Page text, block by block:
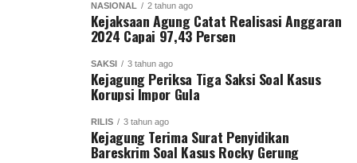
NASIONAL 2 tahun ago
Kejaksaan Agung Catat Realisasi Anggaran
2024 Capai 97,43 Persen
SAKSI 3 tahun ago
Kejagung Periksa Tiga Saksi Soal Kasus
Korupsi Impor Gula
RILIS 3 tahun ago
Kejagung Terima Surat Penyidikan
Bareskrim Soal Kasus Rocky Gerung